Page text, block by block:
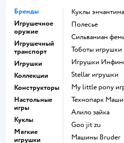
Бренды
Игрушечное
оружие
Игрушечный
транспорт
Игрушки
Коллекции
Конструкторы
Настольные
игры
Куклы
Мягкие
игрушки
Куклы
Полесье
Сильваниан
Тоботы игрушки
Игрушки
Stellar игрушки
my little pony
Технопарк
Алило зайка
Goo jit zu
Машины Bruder